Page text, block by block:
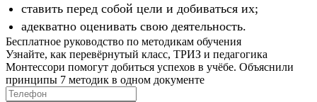
ставить перед собой цели и добиваться их;
адекватно оценивать свою деятельность.
Бесплатное руководство по методикам обучения
Узнайте, как перевёрнутый класс, ТРИЗ и педагогика
Монтессори помогут добиться успехов в учёбе. Объяснили
принципы 7 методик в одном документе